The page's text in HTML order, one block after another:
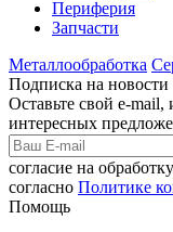
Периферия
Запчасти
Металлообработка
Подписка на новости
Оставьте свой e-
интересных
согласие на
согласно Политике
Помощь